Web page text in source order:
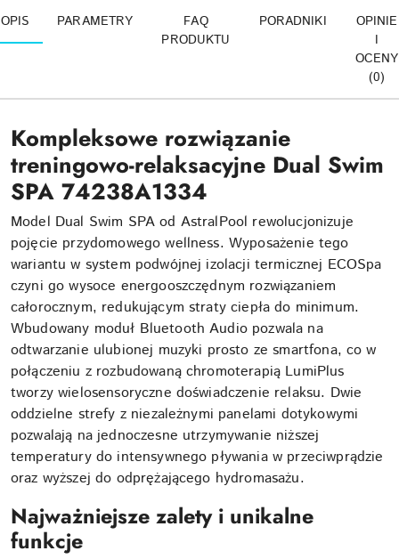
OPIS PARAMETRY
FAQ
PRODUKTU
PORADNIKI
OPINIE
I
OCENY
(0)
Kompleksowe rozwiązanie
treningowo-relaksacyjne Dual Swim
SPA 74238A1334
Model Dual Swim SPA od AstralPool rewolucjonizuje
pojęcie przydomowego wellness. Wyposażenie tego
wariantu w system podwójnej izolacji termicznej ECOSpa
czyni go wysoce energooszczędnym rozwiązaniem
całorocznym, redukującym straty ciepła do minimum.
Wbudowany moduł Bluetooth Audio pozwala na
odtwarzanie ulubionej muzyki prosto ze smartfona, co w
połączeniu z rozbudowaną chromoterapią LumiPlus
tworzy wielosensoryczne doświadczenie relaksu. Dwie
oddzielne strefy z niezależnymi panelami dotykowymi
pozwalają na jednoczesne utrzymywanie niższej
temperatury do intensywnego pływania w przeciwprądzie
oraz wyższej do odprężającego hydromasażu.
Najważniejsze zalety i unikalne
funkcje